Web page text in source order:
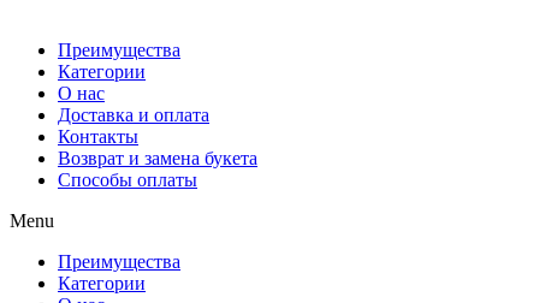
Преимущества
Категории
О нас
Доставка и оплата
Контакты
Возврат и замена букета
Способы оплаты
Menu
Преимущества
Категории